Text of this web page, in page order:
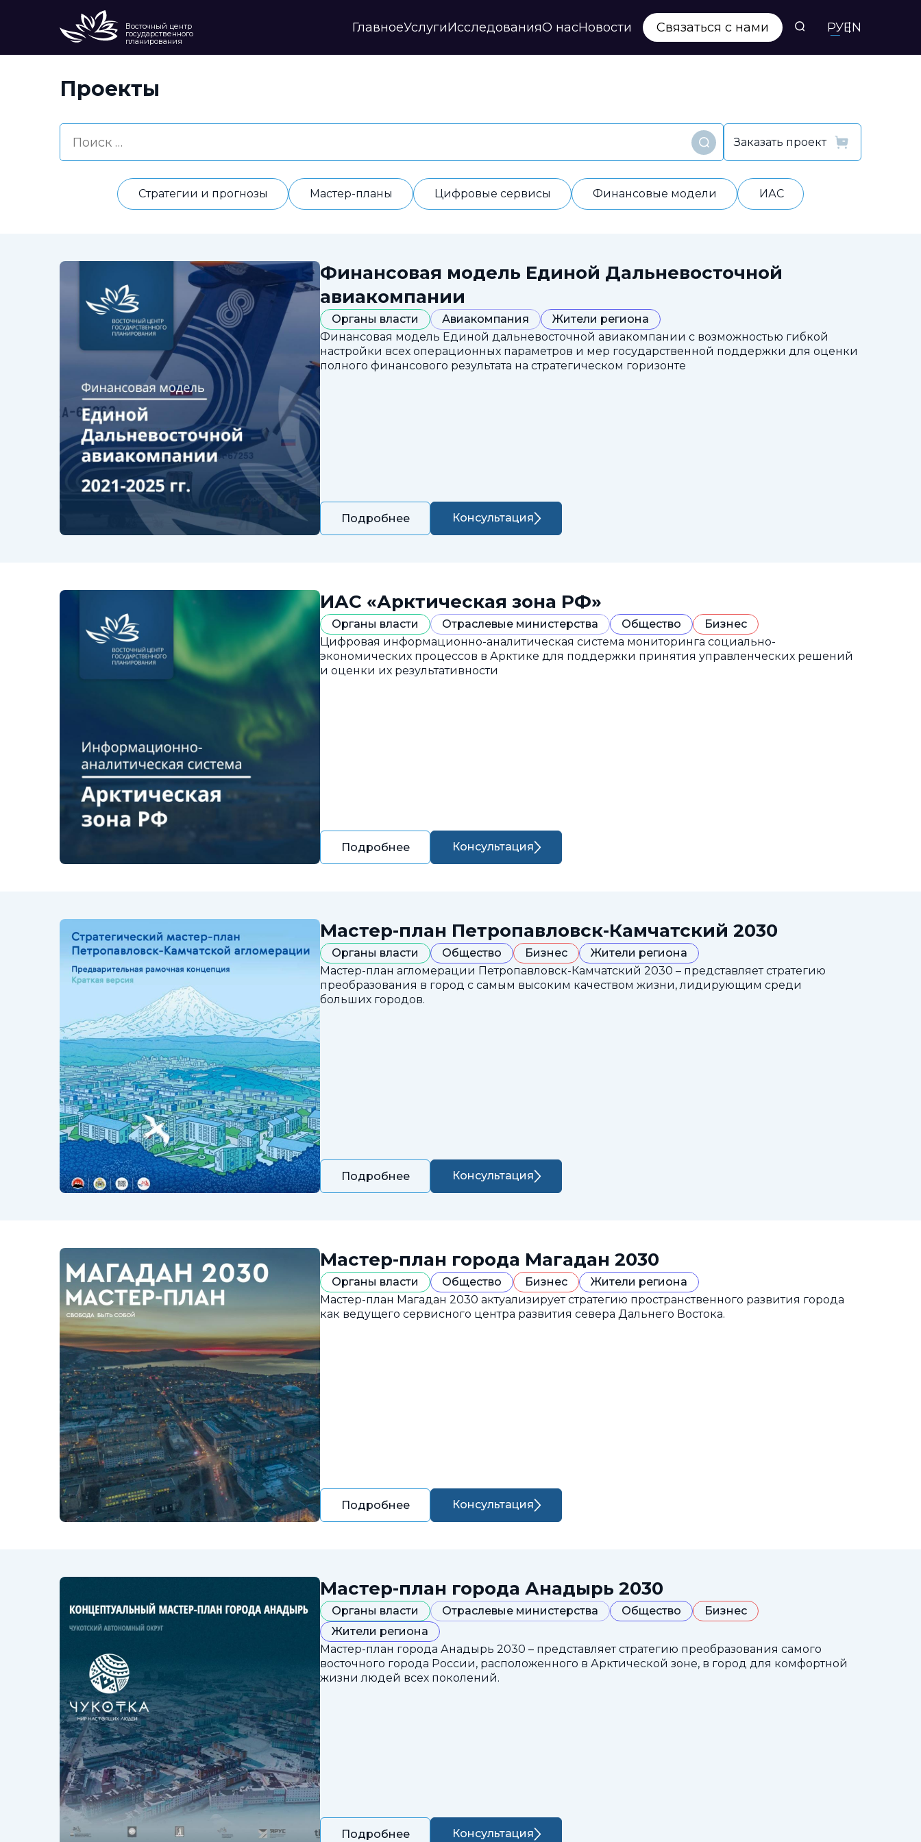
Восточный центр
государственного
планирования
ГлавноеУслуги
Финансовые модели
Исследования
Профили регионов
О нас
Документы
Новости Связаться с нами РУEN
Проекты
НайтиЗаказать проект
Стратегии и прогнозы Мастер-планы Цифровые сервисы Финансовые модели ИАС
Финансовая модель Единой Дальневосточной
авиакомпании
Органы власти Авиакомпания
Жители региона
Финансовая модель Единой дальневосточной авиакомпании с возможностью гибкой
настройки всех операционных параметров и мер государственной поддержки для оценки
полного финансового результата на стратегическом горизонте
Подробнее Консультация
ИАС «Арктическая зона РФ»
Органы власти Отраслевые министерства Общество
Бизнес
Цифровая информационно-аналитическая система мониторинга социально-
экономических процессов в Арктике для поддержки принятия управленческих решений
и оценки их результативности
Подробнее Консультация
Мастер-план Петропавловск-Камчатский 2030
Органы власти Общество Бизнес
Жители региона
Мастер-план агломерации Петропавловск-Камчатский 2030 – представляет стратегию
преобразования в город с самым высоким качеством жизни, лидирующим среди
больших городов.
Подробнее Консультация
Мастер-план города Магадан 2030
Органы власти Общество Бизнес
Жители региона
Мастер-план Магадан 2030 актуализирует стратегию пространственного развития города
как ведущего сервисного центра развития севера Дальнего Востока.
Подробнее Консультация
Мастер-план города Анадырь 2030
Органы власти Отраслевые министерства Общество
Бизнес
Жители региона
Мастер-план города Анадырь 2030 – представляет стратегию преобразования самого
восточного города России, расположенного в Арктической зоне, в город для комфортной
жизни людей всех поколений.
Подробнее Консультация